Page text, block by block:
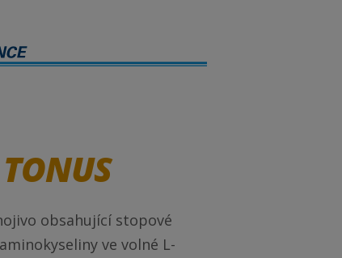
obsahující stopové
ve volné L-